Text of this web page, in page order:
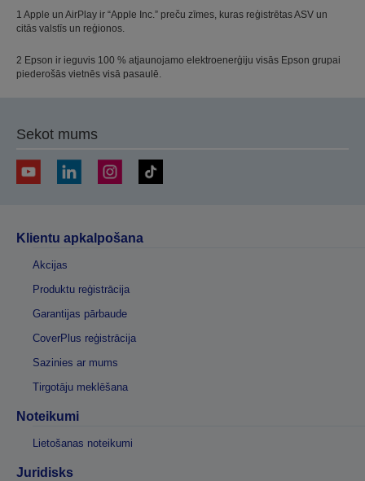
1 Apple un AirPlay ir “Apple Inc.” preču zīmes, kuras reģistrētas ASV un
citās valstīs un reģionos.
2 Epson ir ieguvis 100 % atjaunojamo elektroenerģiju visās Epson grupai
piederošās vietnēs visā pasaulē.
Sekot mums
Klientu apkalpošana
Akcijas
Produktu reģistrācija
Garantijas pārbaude
CoverPlus reģistrācija
Sazinies ar mums
Tirgotāju meklēšana
Noteikumi
Lietošanas noteikumi
Juridisks